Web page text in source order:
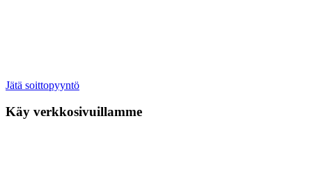
Jätä soittopyyntö
Käy verkkosivuillamme